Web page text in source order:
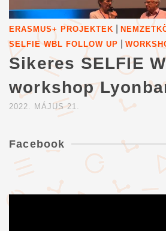
ERASMUS+ PROJEKTEK
SELFIE WBL FOLLOW UP
Sikeres SELFIE
workshop
2022. MÁJUS 21.
Facebook
Videólejátszó